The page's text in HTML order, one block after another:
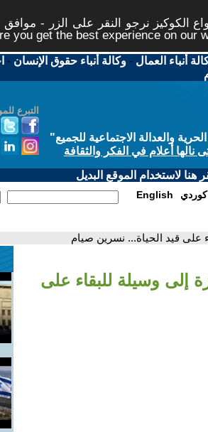
الكوكيز نرجو النقر على الزر -
you get the best experience on our
أنباء العمال -وكالة أنباء حقوق الإنسان -
التبرع
والعدالة الاجتماعية للجميع"
أعلام في الفكر والثقافة
هنا لاستخدام الموقع البديل
English كوردي
على قيد الحياة... نسرين صيام
وسيلة للبقاء على